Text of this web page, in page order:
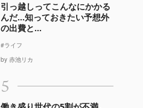
引っ越しってこんなにかかる
んだ…知っておきたい予想外
の出費と...
#ライフ
by 赤池リカ
5